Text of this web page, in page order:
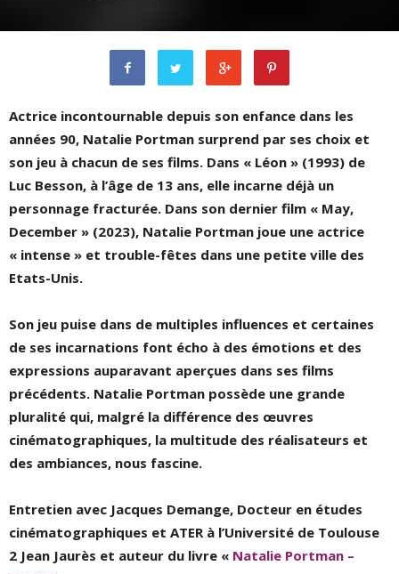
Actrice incontournable depuis son enfance dans les
années 90, Natalie Portman surprend par ses choix et
son jeu à chacun de ses films. Dans « Léon » (1993) de
Luc Besson, à l’âge de 13 ans, elle incarne déjà un
personnage fracturée. Dans son dernier film « May,
December » (2023), Natalie Portman joue une actrice
« intense » et trouble-fêtes dans une petite ville des
Etats-Unis.
Son jeu puise dans de multiples influences et certaines
de ses incarnations font écho à des émotions et des
expressions auparavant aperçues dans ses films
précédents. Natalie Portman possède une grande
pluralité qui, malgré la différence des œuvres
cinématographiques, la multitude des réalisateurs et
des ambiances, nous fascine.
Entretien avec Jacques Demange, Docteur en études
cinématographiques et ATER à l’Université de Toulouse
2 Jean Jaurès et auteur du livre « Natalie Portman –